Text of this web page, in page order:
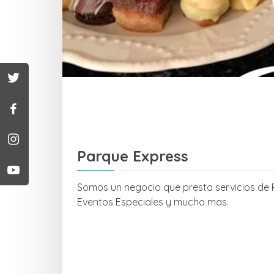
Parque Express
Somos un negocio que presta servicios de
Eventos Especiales y mucho mas.